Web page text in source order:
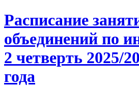
Расписание
объединений по
2 четверть 2025/
года